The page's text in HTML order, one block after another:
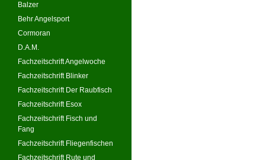
Balzer
Behr Angelsport
Cormoran
D.A.M.
Fachzeitschrift Angelwoche
Fachzeitschrift Blinker
Fachzeitschrift Der Raubfisch
Fachzeitschrift Esox
Fachzeitschrift Fisch und
Fang
Fachzeitschrift Fliegenfischen
Fachzeitschrift Rute und